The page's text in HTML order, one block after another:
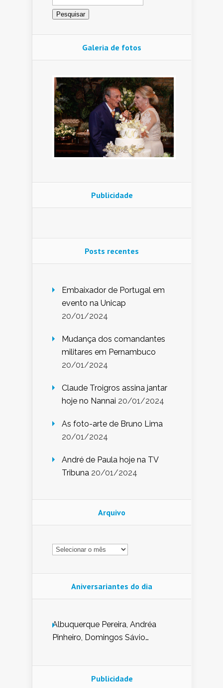
por:
Galeria de fotos
Publicidade
Posts recentes
Embaixador de Portugal em
evento na Unicap
20/01/2024
Mudança dos comandantes
militares em Pernambuco
20/01/2024
Claude Troigros assina jantar
hoje no Nannai 20/01/2024
As foto-arte de Bruno Lima
20/01/2024
André de Paula hoje na TV
Tribuna 20/01/2024
Arquivo
Arquivo
Aniversariantes do dia
Albuquerque Pereira, Andréa
Pinheiro, Domingos Sávio
Nunes de Sena, Fátima Peixoto,
Publicidade